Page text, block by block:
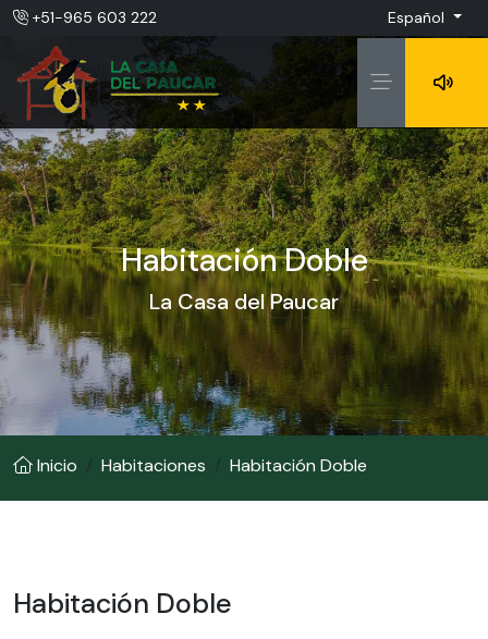
+51-965 603 222 Español
Habitación Doble
La Casa del Paucar
Inicio Habitaciones Habitación Doble
Habitación Doble